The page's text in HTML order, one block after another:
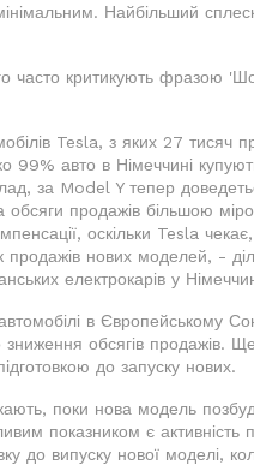
Найбільший
часто критикують фразою
Tesla, з яких 27 тисяч
99% авто в Німеччині
за Model Y тепер
продажів більшою
оскільки Tesla
продажів нових моделей, -
електрокарів у
в Європейському
обсягів продажів.
до запуску нових.
поки нова модель
показником є активність
до випуску нової моделі,